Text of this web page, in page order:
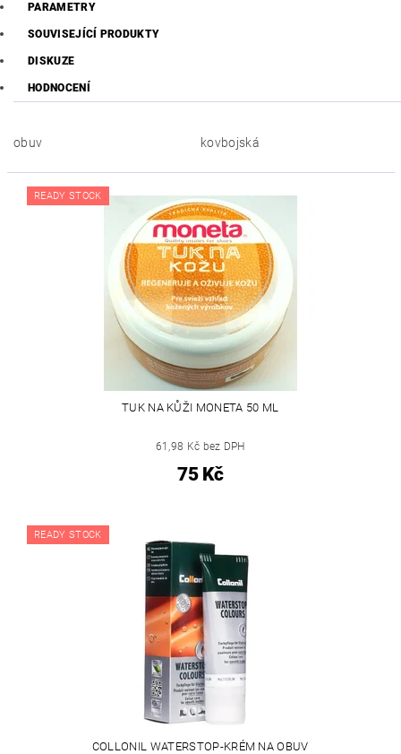
PARAMETRY
SOUVISEJÍCÍ PRODUKTY
DISKUZE
HODNOCENÍ
obuv kovbojská
READY STOCK
TUK NA KŮŽI MONETA 50 ML
61,98 Kč bez DPH
75 Kč
READY STOCK
COLLONIL WATERSTOP-KRÉM NA OBUV